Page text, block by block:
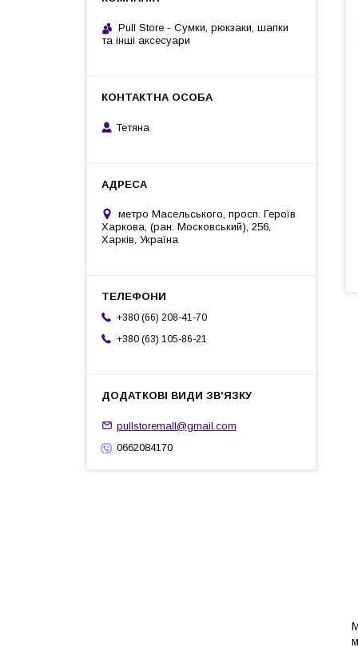
Pull Store - Cумки, рюкзаки, шапки
та інші аксесуари
Тетяна
метро Масельського, просп. Героїв
Харкова, (ран. Московський), 256,
Харків, Україна
+380 (66) 208-41-70
+380 (63) 105-86-21
pullstoremall@gmail.com
0662084170